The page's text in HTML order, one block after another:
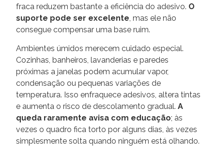
fraca reduzem bastante a eficiência do adesivo. O
suporte pode ser excelente , mas ele não
consegue compensar uma base ruim.
Ambientes úmidos merecem cuidado especial.
Cozinhas, banheiros, lavanderias e paredes
próximas a janelas podem acumular vapor,
condensação ou pequenas variações de
temperatura. Isso enfraquece adesivos, altera tintas
e aumenta o risco de descolamento gradual. A
queda raramente avisa com educação; às
vezes o quadro fica torto por alguns dias, às vezes
simplesmente solta quando ninguém está olhando.